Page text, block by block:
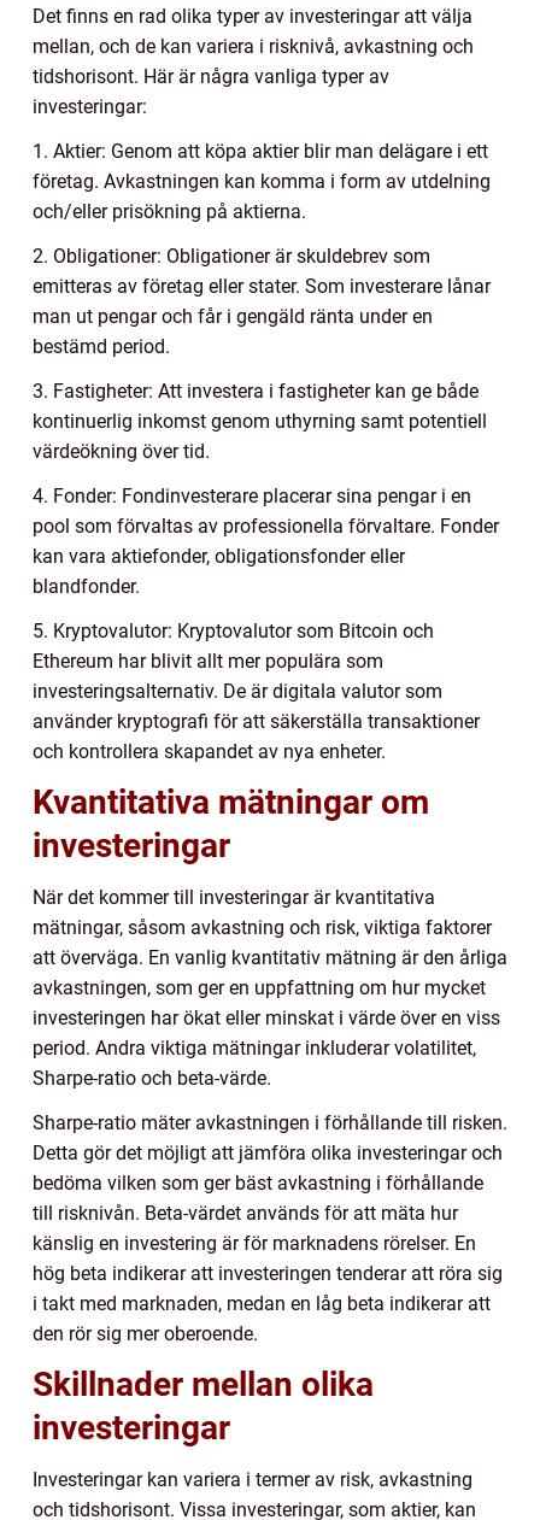
Det finns en rad olika typer av investeringar att välja
mellan, och de kan variera i risknivå, avkastning och
tidshorisont. Här är några vanliga typer av
investeringar:
1. Aktier: Genom att köpa aktier blir man delägare i ett
företag. Avkastningen kan komma i form av utdelning
och/eller prisökning på aktierna.
2. Obligationer: Obligationer är skuldebrev som
emitteras av företag eller stater. Som investerare lånar
man ut pengar och får i gengäld ränta under en
bestämd period.
3. Fastigheter: Att investera i fastigheter kan ge både
kontinuerlig inkomst genom uthyrning samt potentiell
värdeökning över tid.
4. Fonder: Fondinvesterare placerar sina pengar i en
pool som förvaltas av professionella förvaltare. Fonder
kan vara aktiefonder, obligationsfonder eller
blandfonder.
5. Kryptovalutor: Kryptovalutor som Bitcoin och
Ethereum har blivit allt mer populära som
investeringsalternativ. De är digitala valutor som
använder kryptografi för att säkerställa transaktioner
och kontrollera skapandet av nya enheter.
Kvantitativa mätningar om
investeringar
När det kommer till investeringar är kvantitativa
mätningar, såsom avkastning och risk, viktiga faktorer
att överväga. En vanlig kvantitativ mätning är den årliga
avkastningen, som ger en uppfattning om hur mycket
investeringen har ökat eller minskat i värde över en viss
period. Andra viktiga mätningar inkluderar volatilitet,
Sharpe-ratio och beta-värde.
Sharpe-ratio mäter avkastningen i förhållande till risken.
Detta gör det möjligt att jämföra olika investeringar och
bedöma vilken som ger bäst avkastning i förhållande
till risknivån. Beta-värdet används för att mäta hur
känslig en investering är för marknadens rörelser. En
hög beta indikerar att investeringen tenderar att röra sig
i takt med marknaden, medan en låg beta indikerar att
den rör sig mer oberoende.
Skillnader mellan olika
investeringar
Investeringar kan variera i termer av risk, avkastning
och tidshorisont. Vissa investeringar, som aktier, kan